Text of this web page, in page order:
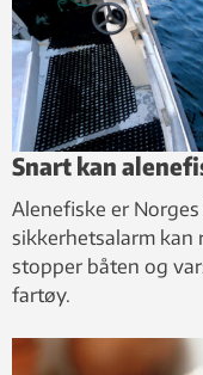
Snart kan
Alenefiske er
sikkerhetsalarm kan
stopper båten og
fartøy.